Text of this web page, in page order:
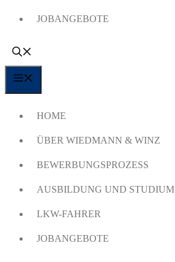
JOBANGEBOTE
HOME
ÜBER WIEDMANN & WINZ
BEWERBUNGSPROZESS
AUSBILDUNG UND STUDIUM
LKW-FAHRER
JOBANGEBOTE